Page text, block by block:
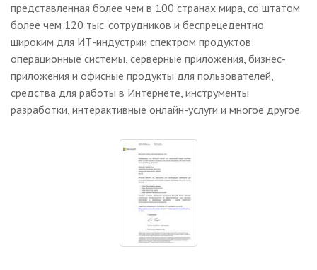
представленная более чем в 100 странах мира, со штатом
более чем 120 тыс. сотрудников и беспрецедентно
широким для ИТ-индустрии спектром продуктов:
операционные системы, серверные приложения, бизнес-
приложения и офисные продукты для пользователей,
средства для работы в Интернете, инструменты
разработки, интерактивные онлайн-услуги и многое другое.